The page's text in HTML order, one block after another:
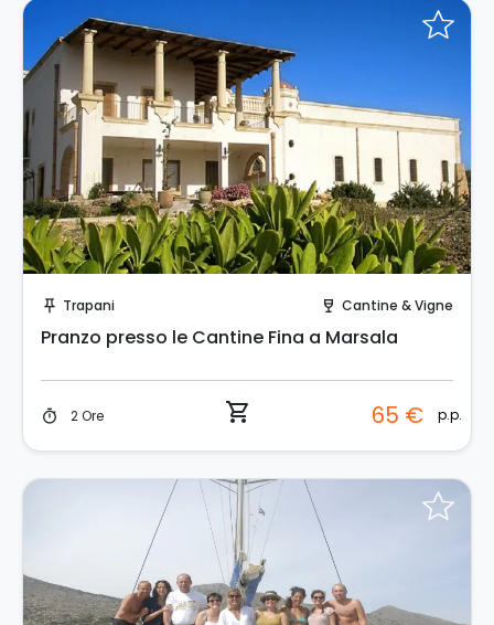
push_pin Trapani wine_bar Cantine & Vigne
Pranzo presso le Cantine Fina a Marsala
timer 2 Ore shopping_cart 65 € p.p.